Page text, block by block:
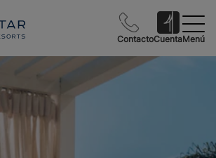
ContactoCuentaMenú